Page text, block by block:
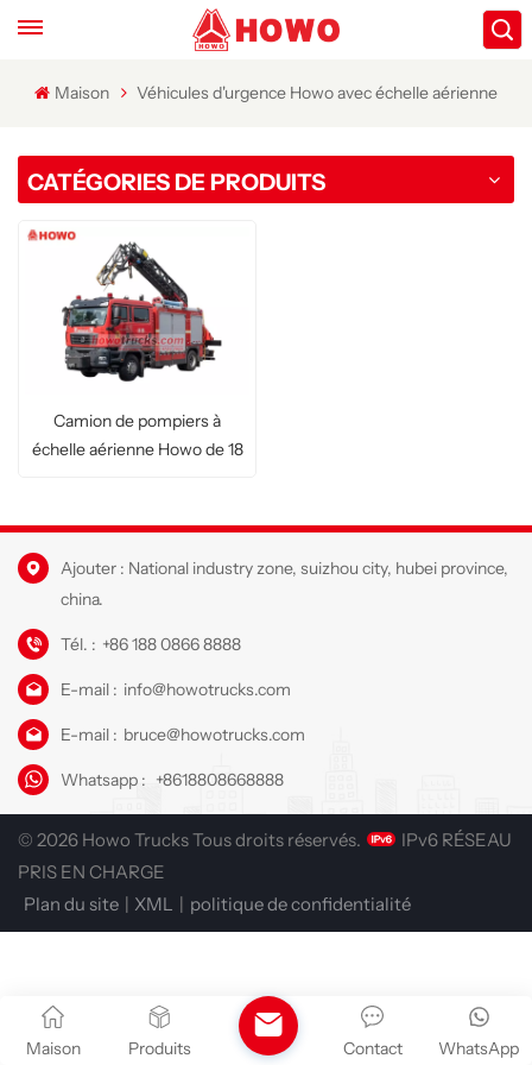
Maison Véhicules d'urgence Howo avec échelle aérienne
CATÉGORIES DE PRODUITS
Camion de pompiers à
échelle aérienne Howo de 18
Ajouter : National industry zone, suizhou city, hubei province,
china.
Tél. : +86 188 0866 8888
E-mail : info@howotrucks.com
E-mail : bruce@howotrucks.com
Whatsapp : +8618808668888
© 2026 Howo Trucks Tous droits réservés.
IPv6 RÉSEAU
PRIS EN CHARGE
Plan du site | XML | politique de confidentialité
Maison Produits WhatsApp
Contact